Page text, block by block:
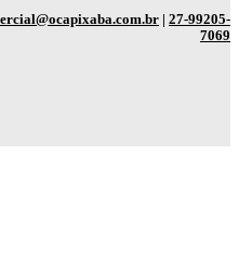
| 27-99205-
7069